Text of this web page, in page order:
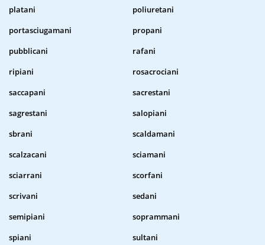
platani
poliuretani
portasciugamani
propani
pubblicani
rafani
ripiani
rosacrociani
saccapani
sacrestani
sagrestani
salopiani
sbrani
scaldamani
scalzacani
sciamani
sciarrani
scorfani
scrivani
sedani
semipiani
soprammani
spiani
sultani